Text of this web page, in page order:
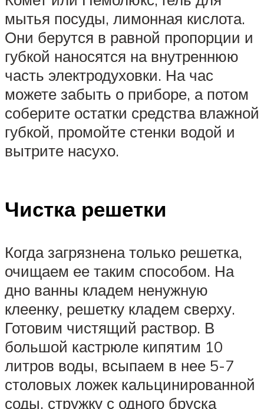
мытья посуды, лимонная кислота.
Они берутся в равной пропорции и
губкой наносятся на внутреннюю
часть электродуховки. На час
можете забыть о приборе, а потом
соберите остатки средства влажной
губкой, промойте стенки водой и
вытрите насухо.
Чистка решетки
Когда загрязнена только решетка,
очищаем ее таким способом. На
дно ванны кладем ненужную
клеенку, решетку кладем сверху.
Готовим чистящий раствор. В
большой кастрюле кипятим 10
литров воды, всыпаем в нее 5-7
столовых ложек кальцинированной
соды, стружку с одного бруска